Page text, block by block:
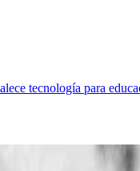
tecnología para